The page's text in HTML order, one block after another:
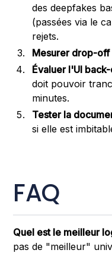
des deepfakes
(passées via le
rejets.
Mesurer drop-off
Évaluer l'UI
doit pouvoir
minutes.
Tester la
si elle est
FAQ
Quel est le meilleur
pas de "meilleur"